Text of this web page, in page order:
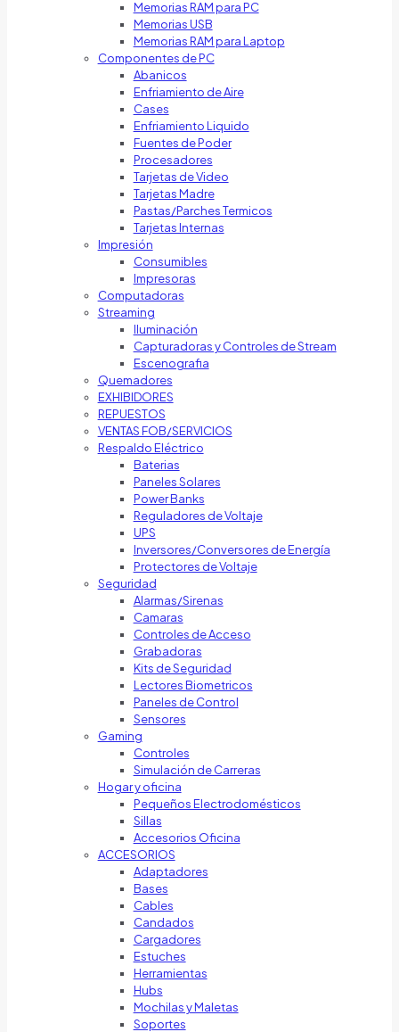
Memorias RAM para PC
Memorias USB
Memorias RAM para Laptop
Componentes de PC
Abanicos
Enfriamiento de Aire
Cases
Enfriamiento Liquido
Fuentes de Poder
Procesadores
Tarjetas de Video
Tarjetas Madre
Pastas/Parches Termicos
Tarjetas Internas
Impresión
Consumibles
Impresoras
Computadoras
Streaming
Iluminación
Capturadoras y Controles de Stream
Escenografia
Quemadores
EXHIBIDORES
REPUESTOS
VENTAS FOB/SERVICIOS
Respaldo Eléctrico
Baterias
Paneles Solares
Power Banks
Reguladores de Voltaje
UPS
Inversores/Conversores de Energía
Protectores de Voltaje
Seguridad
Alarmas/Sirenas
Camaras
Controles de Acceso
Grabadoras
Kits de Seguridad
Lectores Biometricos
Paneles de Control
Sensores
Gaming
Controles
Simulación de Carreras
Hogar y oficina
Pequeños Electrodomésticos
Sillas
Accesorios Oficina
ACCESORIOS
Adaptadores
Bases
Cables
Candados
Cargadores
Estuches
Herramientas
Hubs
Mochilas y Maletas
Soportes